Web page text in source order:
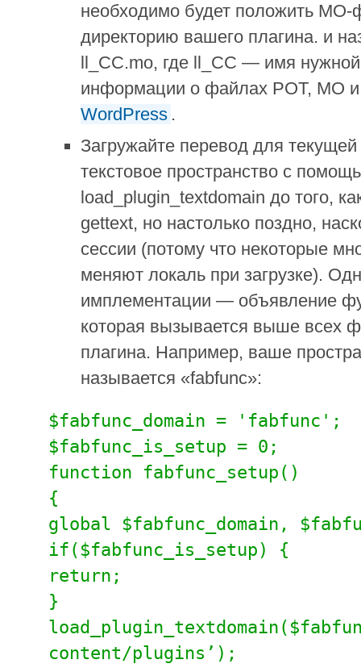
необходимо будет положить
директорию вашего плагина. и
ll_CC.mo, где ll_CC — имя
информации о файлах POT, MO
WordPress .
Загружайте перевод для
текстовое пространство с
load_plugin_textdomain до того,
gettext, но настолько поздно,
сессии (потому что некоторые
меняют локаль при загрузке).
имплементации — объявление
которая вызывается выше всех
плагина. Например, ваше
называется «fabfunc»:
$fabfunc_domain = 'fabfunc';
$fabfunc_is_setup = 0;
function fabfunc_setup()
{
global $fabfunc_domain,
if($fabfunc_is_setup) {
return;
}
content/plugins’);